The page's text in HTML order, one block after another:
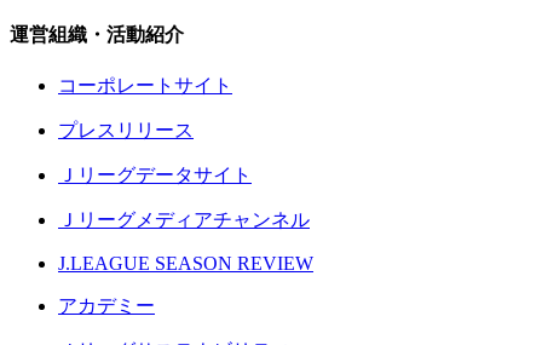
運営組織・活動紹介
コーポレートサイト
プレスリリース
Ｊリーグデータサイト
Ｊリーグメディアチャンネル
J.LEAGUE SEASON REVIEW
アカデミー